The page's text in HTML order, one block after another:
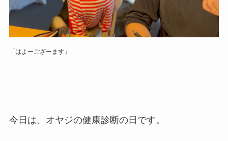
「はよーござーます」
今日は、オヤジの健康診断の日です。